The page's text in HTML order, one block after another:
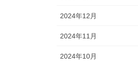
2024年12月
2024年11月
2024年10月